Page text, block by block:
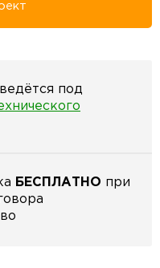
под
БЕСПЛАТНО при